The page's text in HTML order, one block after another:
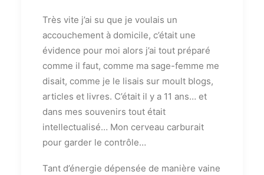
Très vite j’ai su que je voulais un
accouchement à domicile, c’était une
évidence pour moi alors j’ai tout préparé
comme il faut, comme ma sage-femme me
disait, comme je le lisais sur moult blogs,
articles et livres. C’était il y a 11 ans… et
dans mes souvenirs tout était
intellectualisé… Mon cerveau carburait
pour garder le contrôle…
Tant d’énergie dépensée de manière vaine